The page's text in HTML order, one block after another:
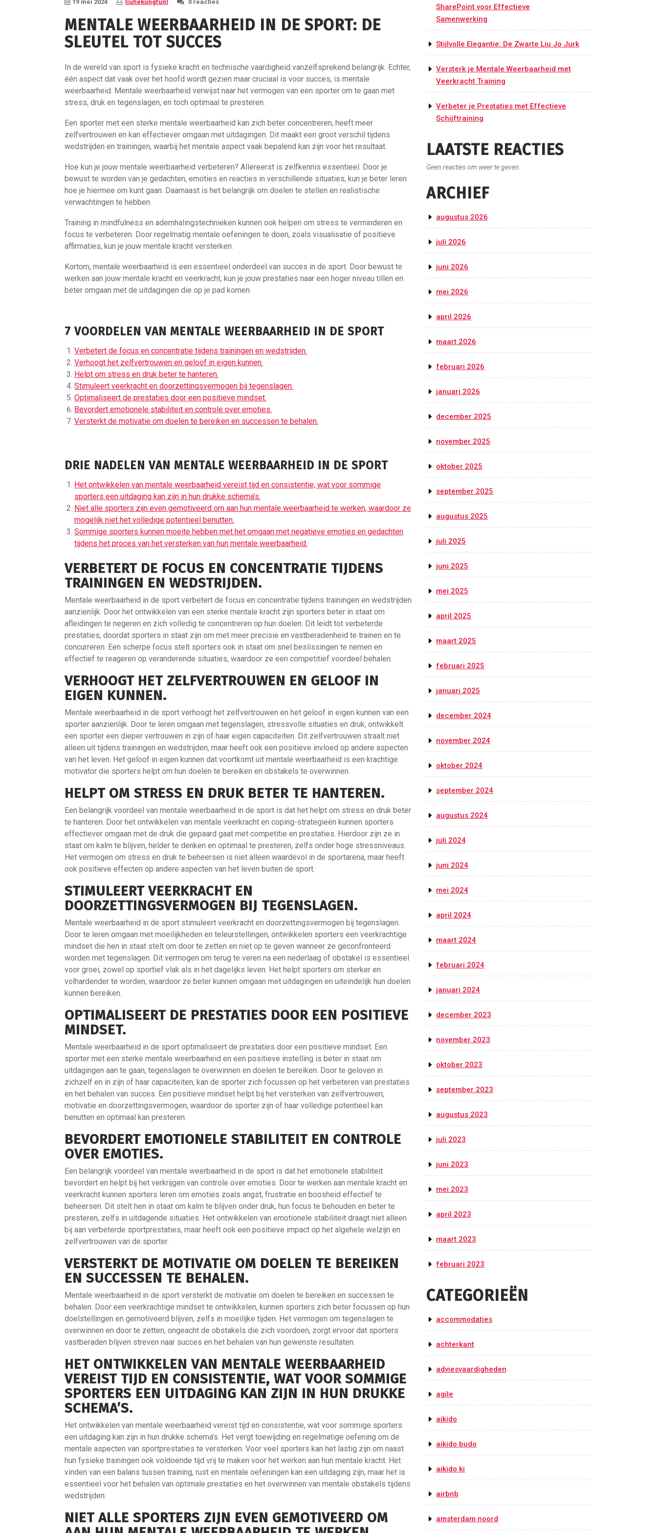
19 mei 2024 liuhekungfunl 0 reacties
MENTALE WEERBAARHEID IN DE SPORT: DE
SLEUTEL TOT SUCCES
In de wereld van sport is fysieke kracht en technische vaardigheid vanzelfsprekend belangrijk. Echter,
één aspect dat vaak over het hoofd wordt gezien maar cruciaal is voor succes, is mentale
weerbaarheid. Mentale weerbaarheid verwijst naar het vermogen van een sporter om te gaan met
stress, druk en tegenslagen, en toch optimaal te presteren.
Een sporter met een sterke mentale weerbaarheid kan zich beter concentreren, heeft meer
zelfvertrouwen en kan effectiever omgaan met uitdagingen. Dit maakt een groot verschil tijdens
wedstrijden en trainingen, waarbij het mentale aspect vaak bepalend kan zijn voor het resultaat.
Hoe kun je jouw mentale weerbaarheid verbeteren? Allereerst is zelfkennis essentieel. Door je
bewust te worden van je gedachten, emoties en reacties in verschillende situaties, kun je beter leren
hoe je hiermee om kunt gaan. Daarnaast is het belangrijk om doelen te stellen en realistische
verwachtingen te hebben.
Training in mindfulness en ademhalingstechnieken kunnen ook helpen om stress te verminderen en
focus te verbeteren. Door regelmatig mentale oefeningen te doen, zoals visualisatie of positieve
affirmaties, kun je jouw mentale kracht versterken.
Kortom, mentale weerbaarheid is een essentieel onderdeel van succes in de sport. Door bewust te
werken aan jouw mentale kracht en veerkracht, kun je jouw prestaties naar een hoger niveau tillen en
beter omgaan met de uitdagingen die op je pad komen.
7 VOORDELEN VAN MENTALE WEERBAARHEID IN DE SPORT
Verbetert de focus en concentratie tijdens trainingen en wedstrijden.
Verhoogt het zelfvertrouwen en geloof in eigen kunnen.
Helpt om stress en druk beter te hanteren.
Stimuleert veerkracht en doorzettingsvermogen bij tegenslagen.
Optimaliseert de prestaties door een positieve mindset.
Bevordert emotionele stabiliteit en controle over emoties.
Versterkt de motivatie om doelen te bereiken en successen te behalen.
DRIE NADELEN VAN MENTALE WEERBAARHEID IN DE SPORT
Het ontwikkelen van mentale weerbaarheid vereist tijd en consistentie, wat voor sommige
sporters een uitdaging kan zijn in hun drukke schema’s.
Niet alle sporters zijn even gemotiveerd om aan hun mentale weerbaarheid te werken, waardoor ze
mogelijk niet het volledige potentieel benutten.
Sommige sporters kunnen moeite hebben met het omgaan met negatieve emoties en gedachten
tijdens het proces van het versterken van hun mentale weerbaarheid.
VERBETERT DE FOCUS EN CONCENTRATIE TIJDENS
TRAININGEN EN WEDSTRIJDEN.
Mentale weerbaarheid in de sport verbetert de focus en concentratie tijdens trainingen en wedstrijden
aanzienlijk. Door het ontwikkelen van een sterke mentale kracht zijn sporters beter in staat om
afleidingen te negeren en zich volledig te concentreren op hun doelen. Dit leidt tot verbeterde
prestaties, doordat sporters in staat zijn om met meer precisie en vastberadenheid te trainen en te
concurreren. Een scherpe focus stelt sporters ook in staat om snel beslissingen te nemen en
effectief te reageren op veranderende situaties, waardoor ze een competitief voordeel behalen.
VERHOOGT HET ZELFVERTROUWEN EN GELOOF IN
EIGEN KUNNEN.
Mentale weerbaarheid in de sport verhoogt het zelfvertrouwen en het geloof in eigen kunnen van een
sporter aanzienlijk. Door te leren omgaan met tegenslagen, stressvolle situaties en druk, ontwikkelt
een sporter een dieper vertrouwen in zijn of haar eigen capaciteiten. Dit zelfvertrouwen straalt niet
alleen uit tijdens trainingen en wedstrijden, maar heeft ook een positieve invloed op andere aspecten
van het leven. Het geloof in eigen kunnen dat voortkomt uit mentale weerbaarheid is een krachtige
motivator die sporters helpt om hun doelen te bereiken en obstakels te overwinnen.
HELPT OM STRESS EN DRUK BETER TE HANTEREN.
Een belangrijk voordeel van mentale weerbaarheid in de sport is dat het helpt om stress en druk beter
te hanteren. Door het ontwikkelen van mentale veerkracht en coping-strategieën kunnen sporters
effectiever omgaan met de druk die gepaard gaat met competitie en prestaties. Hierdoor zijn ze in
staat om kalm te blijven, helder te denken en optimaal te presteren, zelfs onder hoge stressniveaus.
Het vermogen om stress en druk te beheersen is niet alleen waardevol in de sportarena, maar heeft
ook positieve effecten op andere aspecten van het leven buiten de sport.
STIMULEERT VEERKRACHT EN
DOORZETTINGSVERMOGEN BIJ TEGENSLAGEN.
Mentale weerbaarheid in de sport stimuleert veerkracht en doorzettingsvermogen bij tegenslagen.
Door te leren omgaan met moeilijkheden en teleurstellingen, ontwikkelen sporters een veerkrachtige
mindset die hen in staat stelt om door te zetten en niet op te geven wanneer ze geconfronteerd
worden met tegenslagen. Dit vermogen om terug te veren na een nederlaag of obstakel is essentieel
voor groei, zowel op sportief vlak als in het dagelijks leven. Het helpt sporters om sterker en
volhardender te worden, waardoor ze beter kunnen omgaan met uitdagingen en uiteindelijk hun doelen
kunnen bereiken.
OPTIMALISEERT DE PRESTATIES DOOR EEN POSITIEVE
MINDSET.
Mentale weerbaarheid in de sport optimaliseert de prestaties door een positieve mindset. Een
sporter met een sterke mentale weerbaarheid en een positieve instelling is beter in staat om
uitdagingen aan te gaan, tegenslagen te overwinnen en doelen te bereiken. Door te geloven in
zichzelf en in zijn of haar capaciteiten, kan de sporter zich focussen op het verbeteren van prestaties
en het behalen van succes. Een positieve mindset helpt bij het versterken van zelfvertrouwen,
motivatie en doorzettingsvermogen, waardoor de sporter zijn of haar volledige potentieel kan
benutten en optimaal kan presteren.
BEVORDERT EMOTIONELE STABILITEIT EN CONTROLE
OVER EMOTIES.
Een belangrijk voordeel van mentale weerbaarheid in de sport is dat het emotionele stabiliteit
bevordert en helpt bij het verkrijgen van controle over emoties. Door te werken aan mentale kracht en
veerkracht kunnen sporters leren om emoties zoals angst, frustratie en boosheid effectief te
beheersen. Dit stelt hen in staat om kalm te blijven onder druk, hun focus te behouden en beter te
presteren, zelfs in uitdagende situaties. Het ontwikkelen van emotionele stabiliteit draagt niet alleen
bij aan verbeterde sportprestaties, maar heeft ook een positieve impact op het algehele welzijn en
zelfvertrouwen van de sporter.
VERSTERKT DE MOTIVATIE OM DOELEN TE BEREIKEN
EN SUCCESSEN TE BEHALEN.
Mentale weerbaarheid in de sport versterkt de motivatie om doelen te bereiken en successen te
behalen. Door een veerkrachtige mindset te ontwikkelen, kunnen sporters zich beter focussen op hun
doelstellingen en gemotiveerd blijven, zelfs in moeilijke tijden. Het vermogen om tegenslagen te
overwinnen en door te zetten, ongeacht de obstakels die zich voordoen, zorgt ervoor dat sporters
vastberaden blijven streven naar succes en het behalen van hun gewenste resultaten.
HET ONTWIKKELEN VAN MENTALE WEERBAARHEID
VEREIST TIJD EN CONSISTENTIE, WAT VOOR SOMMIGE
SPORTERS EEN UITDAGING KAN ZIJN IN HUN DRUKKE
SCHEMA’S.
Het ontwikkelen van mentale weerbaarheid vereist tijd en consistentie, wat voor sommige sporters
een uitdaging kan zijn in hun drukke schema’s. Het vergt toewijding en regelmatige oefening om de
mentale aspecten van sportprestaties te versterken. Voor veel sporters kan het lastig zijn om naast
hun fysieke trainingen ook voldoende tijd vrij te maken voor het werken aan hun mentale kracht. Het
vinden van een balans tussen training, rust en mentale oefeningen kan een uitdaging zijn, maar het is
essentieel voor het behalen van optimale prestaties en het overwinnen van mentale obstakels tijdens
wedstrijden.
NIET ALLE SPORTERS ZIJN EVEN GEMOTIVEERD OM
SharePoint voor Effectieve
Samenwerking
Stijlvolle Elegantie: De Zwarte Liu Jo Jurk
Versterk je Mentale Weerbaarheid met
Veerkracht Training
Verbeter je Prestaties met Effectieve
Schijftraining
LAATSTE REACTIES
Geen reacties om weer te geven.
ARCHIEF
augustus 2026
juli 2026
juni 2026
mei 2026
april 2026
maart 2026
februari 2026
januari 2026
december 2025
november 2025
oktober 2025
september 2025
augustus 2025
juli 2025
juni 2025
mei 2025
april 2025
maart 2025
februari 2025
januari 2025
december 2024
november 2024
oktober 2024
september 2024
augustus 2024
juli 2024
juni 2024
mei 2024
april 2024
maart 2024
februari 2024
januari 2024
december 2023
november 2023
oktober 2023
september 2023
augustus 2023
juli 2023
juni 2023
mei 2023
april 2023
maart 2023
februari 2023
CATEGORIEËN
accommodaties
achterkant
adviesvaardigheden
agile
aikido
aikido budo
aikido ki
airbnb
amsterdam noord